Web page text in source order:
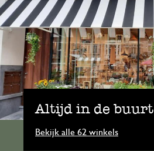
Altijd in de buurt
Bekijk alle 62 winkels